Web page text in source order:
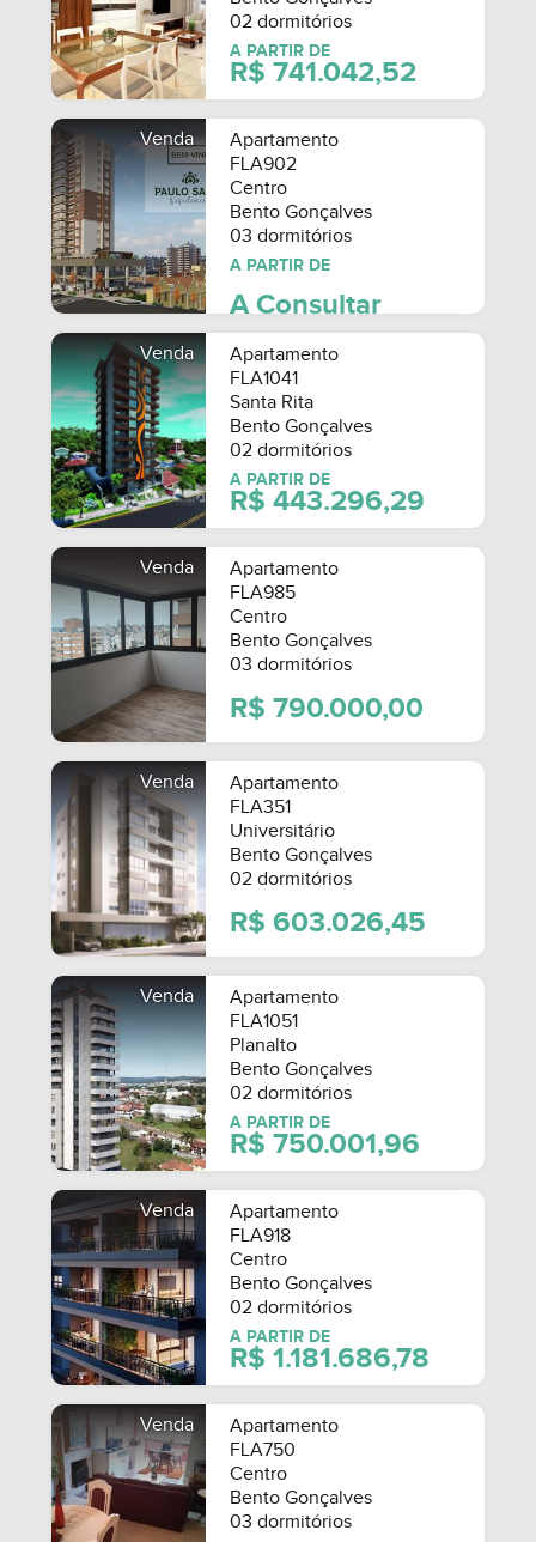
02 dormitórios
A PARTIR DE
R$ 741.042,52
Venda
Apartamento
FLA902
Centro
Bento Gonçalves
03 dormitórios
A PARTIR DE
A Consultar
Venda
Apartamento
FLA1041
Santa Rita
Bento Gonçalves
02 dormitórios
A PARTIR DE
R$ 443.296,29
Venda
Apartamento
FLA985
Centro
Bento Gonçalves
03 dormitórios
R$ 790.000,00
Venda
Apartamento
FLA351
Universitário
Bento Gonçalves
02 dormitórios
R$ 603.026,45
Venda
Apartamento
FLA1051
Planalto
Bento Gonçalves
02 dormitórios
A PARTIR DE
R$ 750.001,96
Venda
Apartamento
FLA918
Centro
Bento Gonçalves
02 dormitórios
A PARTIR DE
R$ 1.181.686,78
Venda
Apartamento
FLA750
Centro
Bento Gonçalves
03 dormitórios